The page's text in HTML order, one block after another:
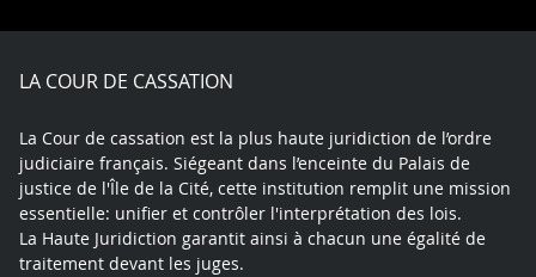
X
FacebookYoutubeLinkedInInstagram
LA COUR DE CASSATION
La Cour de cassation est la plus haute juridiction de l’ordre
judiciaire français. Siégeant dans l’enceinte du Palais de
justice de l'Île de la Cité, cette institution remplit une mission
essentielle: unifier et contrôler l'interprétation des lois.
La Haute Juridiction garantit ainsi à chacun une égalité de
traitement devant les juges.